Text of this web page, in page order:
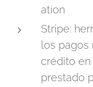
ation
Stripe:
los
crédito en
prestado